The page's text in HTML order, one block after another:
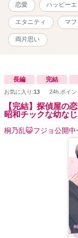
恋愛 ハッピーエ
エタニティ マ
両片思い
長編 完結
お気に入り:13 24h.ポイン
【完結】探偵屋の
昭和チックな幼な
桐乃乱😺フジョ公開中